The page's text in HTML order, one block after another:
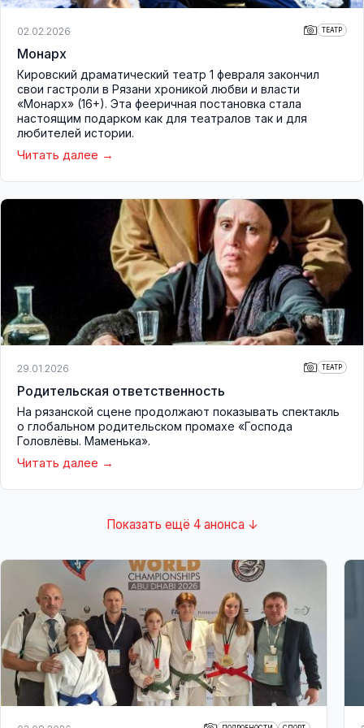
02.02.2026 ТЕАТР
Монарх
Кировский драматический театр 1 февраля закончил
свои гастроли в Рязани хроникой любви и власти
«Монарх» (16+). Эта фееричная постановка стала
настоящим подарком как для театралов так и для
любителей истории.
Читать далее
29.01.2026 ТЕАТР
Родительская ответственность
На рязанской сцене продолжают показывать спектакль
о глобальном родительском промахе «Господа
Головлёвы. Маменька».
Читать далее
Показать ещё 4 анонса ↓